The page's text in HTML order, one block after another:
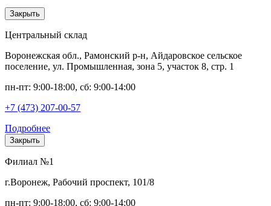
Закрыть
Центральный склад
Воронежская обл., Рамонский р-н, Айдаровское сельское
поселение, ул. Промышленная, зона 5, участок 8, стр. 1
пн-пт: 9:00-18:00, сб: 9:00-14:00
+7 (473) 207-00-57
Подробнее
Закрыть
Филиал №1
г.Воронеж, Рабочий проспект, 101/8
пн-пт: 9:00-18:00, сб: 9:00-14:00